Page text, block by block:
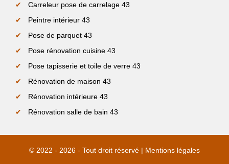
Carreleur pose de carrelage 43
Peintre intérieur 43
Pose de parquet 43
Pose rénovation cuisine 43
Pose tapisserie et toile de verre 43
Rénovation de maison 43
Rénovation intérieure 43
Rénovation salle de bain 43
© 2022 - 2026 - Tout droit réservé | Mentions légales